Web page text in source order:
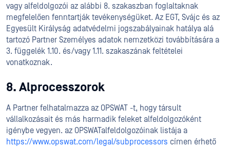
vagy alfeldolgozói az alábbi 8. szakaszban foglaltaknak
megfelelően fenntartják tevékenységüket. Az EGT, Svájc és az
Egyesült Királyság adatvédelmi jogszabályainak hatálya alá
tartozó Partner Személyes adatok nemzetközi továbbítására a
3. függelék 1.10. és/vagy 1.11. szakaszának feltételei
vonatkoznak.
8. Alprocesszorok
A Partner felhatalmazza az OPSWAT -t, hogy társult
vállalkozásait és más harmadik feleket alfeldolgozóként
igénybe vegyen. az OPSWATalfeldolgozóinak listája a
https://www.opswat.com/legal/subprocessors címen érhető